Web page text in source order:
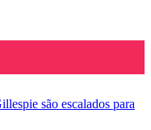
são escalados para